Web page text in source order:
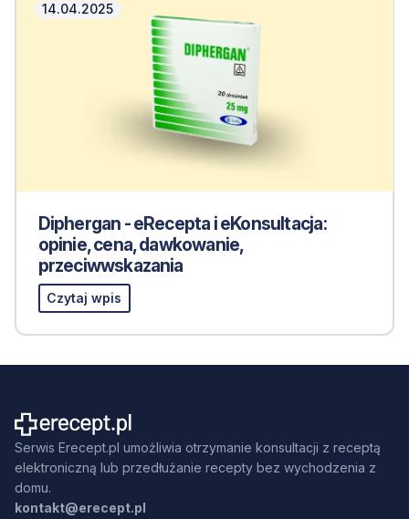
14.04.2025
Diphergan - eRecepta i eKonsultacja:
opinie, cena, dawkowanie,
przeciwwskazania
Czytaj wpis
Serwis Erecept.pl umożliwia otrzymanie konsultacji z receptą
elektroniczną lub przedłużanie recepty bez wychodzenia z
domu.
kontakt@erecept.pl